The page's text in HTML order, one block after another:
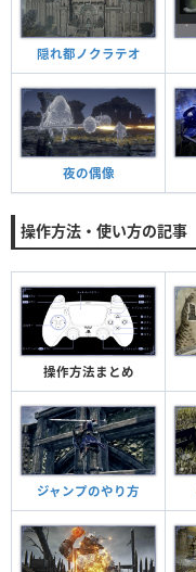
隠れ都ノクラテオ
夜の偶像
操作方法・使い方の記事
操作方法まとめ
ジャンプのやり方